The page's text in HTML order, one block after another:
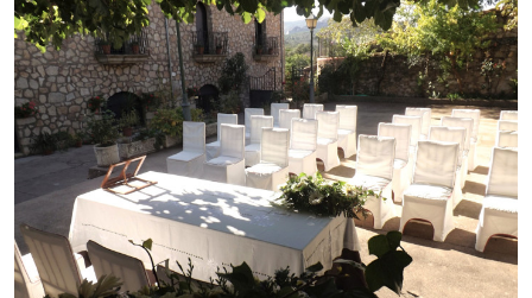
Piscina
Varias terrazas con vistas al entorno natural
Espacios ideales para celebraciones, bodas, comuniones
o eventos de empresa
Este hotel rural está diseñado para ofrecer tantouna
experiencia de alojamiento tranquila y exclusiva, como
eventos de gran formato , lo que lo convierte en una
inversión versátil y de alto potencial.